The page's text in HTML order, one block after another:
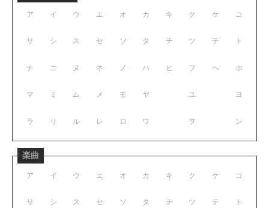
ア イ ウ エ オ
サ シ ス セ ソ
ナ ニ ヌ ネ ノ
マ ミ ム メ モ
ラ リ ル レ ロ
カ キ ク ケ コ
タ チ ツ テ ト
ハ ヒ フ ヘ ホ
ヤ ユ ヨ
ワ ヲ ン
楽曲
ア イ ウ エ オ
サ シ ス セ ソ
カ キ ク ケ コ
タ チ ツ テ ト